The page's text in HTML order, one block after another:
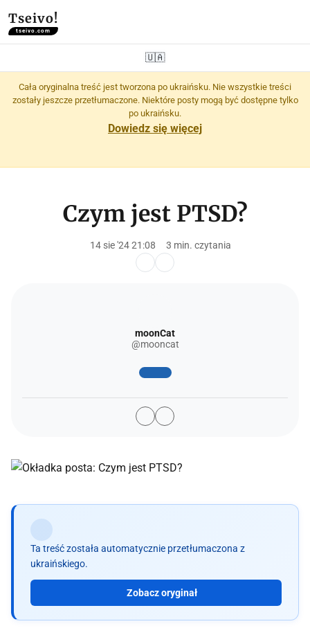
Tseivo!
tseivo.com
🇺🇦
Cała oryginalna treść jest tworzona po ukraińsku. Nie wszystkie treści
zostały jeszcze przetłumaczone. Niektóre posty mogą być dostępne tylko
po ukraińsku.
Dowiedz się więcej
Czym jest PTSD?
14 sie '24 21:08 3 min. czytania
moonCat
@mooncat
Ta treść została automatycznie przetłumaczona z
ukraińskiego.
Zobacz oryginał